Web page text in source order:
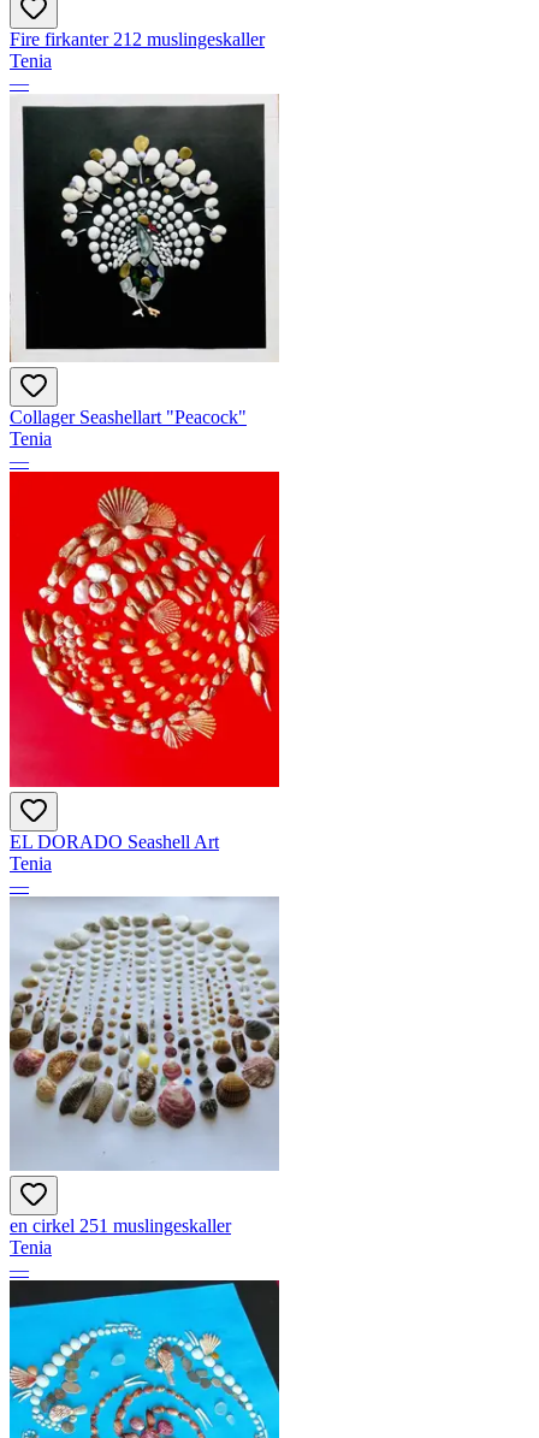
Fire firkanter 212 muslingeskaller
Tenia
—
Collager Seashellart "Peacock"
Tenia
—
EL DORADO Seashell Art
Tenia
—
en cirkel 251 muslingeskaller
Tenia
—